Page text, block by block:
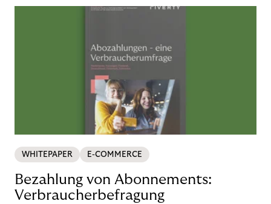
WHITEPAPER E-COMMERCE
Bezahlung von Abonnements:
Verbraucherbefragung